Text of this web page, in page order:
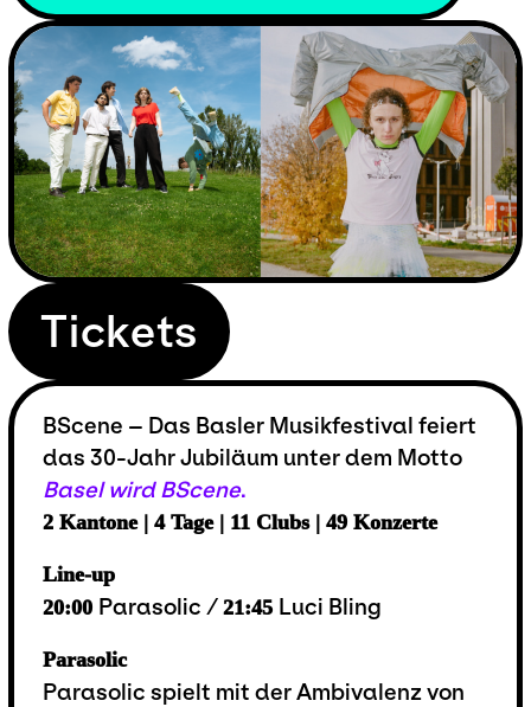
Tickets
BScene – Das Basler Musikfestival feiert
das 30-Jahr Jubiläum unter dem Motto
Basel wird BScene.
2 Kantone | 4 Tage | 11 Clubs | 49 Konzerte
Line-up
20:00 Parasolic /21:45 Luci Bling
Parasolic
Parasolic spielt mit der Ambivalenz von